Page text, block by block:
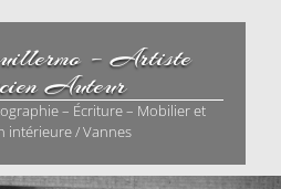
– Artiste
Auteur
– Écriture – Mobilier et
intérieure / Vannes